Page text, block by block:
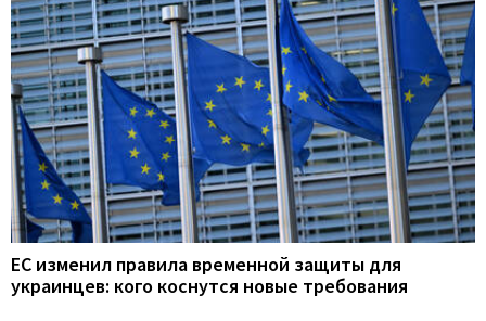
ЕС изменил правила временной защиты для
украинцев: кого коснутся новые требования